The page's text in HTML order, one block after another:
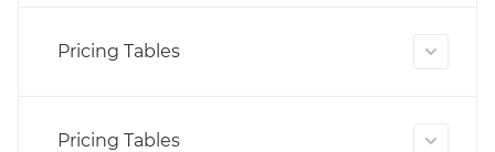
Pricing Tables
Pricing Tables